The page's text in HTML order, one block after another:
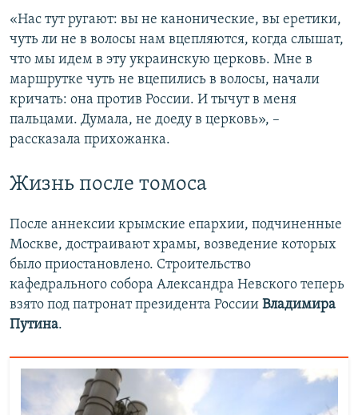
«Нас тут ругают: вы не канонические, вы еретики,
чуть ли не в волосы нам вцепляются, когда слышат,
что мы идем в эту украинскую церковь. Мне в
маршрутке чуть не вцепились в волосы, начали
кричать: она против России. И тычут в меня
пальцами. Думала, не доеду в церковь», –
рассказала прихожанка.
Жизнь после томоса
После аннексии крымские епархии, подчиненные
Москве, достраивают храмы, возведение которых
было приостановлено. Строительство
кафедрального собора Александра Невского теперь
взято под патронат президента России Владимира
Путина.